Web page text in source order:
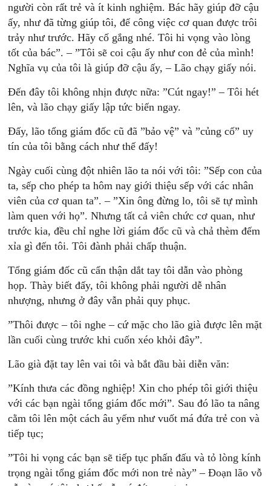
người còn rất trẻ và ít kinh nghiệm. Bác hãy giúp đỡ cậu
ấy, như đã từng giúp tôi, để công việc cơ quan được trôi
trảy như trước. Hãy cố gắng nhé. Tôi hi vọng vào lòng
tốt của bác”. – ”Tôi sẽ coi cậu ấy như con đẻ của mình!
Nghĩa vụ của tôi là giúp đỡ cậu ấy, – Lão chạy giấy nói.
Đến đây tôi không nhịn được nữa: ”Cút ngay!” – Tôi hét
lên, và lão chạy giấy lập tức biến ngay.
Đấy, lão tổng giám đốc cũ đã ”bảo vệ” và ”củng cố” uy
tín của tôi bằng cách như thế đấy!
Ngày cuối cùng đột nhiên lão ta nói với tôi: ”Sếp con của
ta, sếp cho phép ta hôm nay giới thiệu sếp với các nhân
viên của cơ quan ta”. – ”Xin ông đừng lo, tôi sẽ tự mình
làm quen với họ”. Nhưng tất cả viên chức cơ quan, như
trước kia, đều chỉ nghe lời giám đốc cũ và chả thèm đếm
xỉa gì đến tôi. Tôi đành phải chấp thuận.
Tổng giám đốc cũ cẩn thận dắt tay tôi dẫn vào phòng
họp. Thày biết đấy, tôi không phải người dễ nhân
nhượng, nhưng ở đây vẫn phải quy phục.
”Thôi được – tôi nghe – cứ mặc cho lão già được lên mặt
lần cuối cùng trước khi cuốn xéo khỏi đây”.
Lão già đặt tay lên vai tôi và bắt đầu bài diễn văn:
”Kính thưa các đồng nghiệp! Xin cho phép tôi giới thiệu
với các bạn ngài tổng giám đốc mới”. Sau đó lão ta nâng
cằm tôi lên một cách âu yếm như vuốt má đứa trẻ con và
tiếp tục;
”Tôi hi vọng các bạn sẽ tiếp tục phấn đấu và tỏ lòng kính
trọng ngài tổng giám đốc mới non trẻ này” – Đoạn lão vỗ